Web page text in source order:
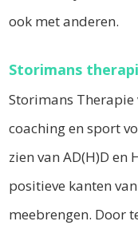
ook met anderen.
Storimans
Storimans
coaching en sport
zien van AD(H)D
positieve kanten
meebrengen. Door